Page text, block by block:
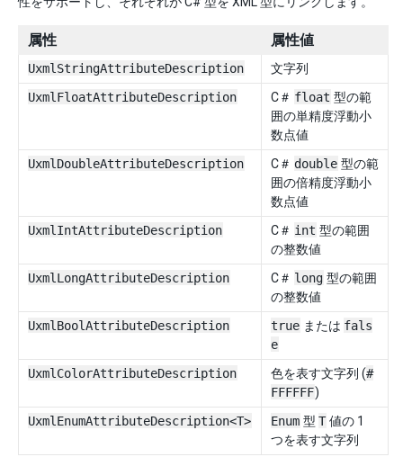
属性 属性値
UxmlStringAttributeDescription
文字列
UxmlFloatAttributeDescription
C＃ float 型の範
囲の単精度浮動小
数点値
UxmlDoubleAttributeDescription
C＃ double 型の範
囲の倍精度浮動小
数点値
UxmlIntAttributeDescription
C＃ int 型の範囲
の整数値
UxmlLongAttributeDescription
C＃ long 型の範囲
の整数値
UxmlBoolAttributeDescription
true または fals
e
UxmlColorAttributeDescription
色を表す文字列 (#
FFFFFF)
UxmlEnumAttributeDescription<T>
Enum 型 T 値の 1
つを表す文字列